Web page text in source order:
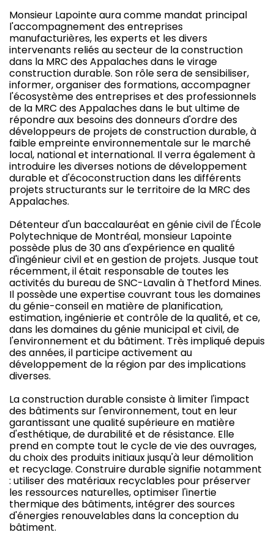
Monsieur Lapointe aura comme mandat principal
l'accompagnement des entreprises
manufacturières, les experts et les divers
intervenants reliés au secteur de la construction
dans la MRC des Appalaches dans le virage
construction durable. Son rôle sera de sensibiliser,
informer, organiser des formations, accompagner
l'écosystème des entreprises et des professionnels
de la MRC des Appalaches dans le but ultime de
répondre aux besoins des donneurs d'ordre des
développeurs de projets de construction durable, à
faible empreinte environnementale sur le marché
local, national et international. Il verra également à
introduire les diverses notions de développement
durable et d'écoconstruction dans les différents
projets structurants sur le territoire de la MRC des
Appalaches.
Détenteur d'un baccalauréat en génie civil de l'École
Polytechnique de Montréal, monsieur Lapointe
possède plus de 30 ans d'expérience en qualité
d'ingénieur civil et en gestion de projets. Jusque tout
récemment, il était responsable de toutes les
activités du bureau de SNC-Lavalin à Thetford Mines.
Il possède une expertise couvrant tous les domaines
du génie-conseil en matière de planification,
estimation, ingénierie et contrôle de la qualité, et ce,
dans les domaines du génie municipal et civil, de
l'environnement et du bâtiment. Très impliqué depuis
des années, il participe activement au
développement de la région par des implications
diverses.
La construction durable consiste à limiter l'impact
des bâtiments sur l'environnement, tout en leur
garantissant une qualité supérieure en matière
d'esthétique, de durabilité et de résistance. Elle
prend en compte tout le cycle de vie des ouvrages,
du choix des produits initiaux jusqu'à leur démolition
et recyclage. Construire durable signifie notamment
: utiliser des matériaux recyclables pour préserver
les ressources naturelles, optimiser l'inertie
thermique des bâtiments, intégrer des sources
d'énergies renouvelables dans la conception du
bâtiment.